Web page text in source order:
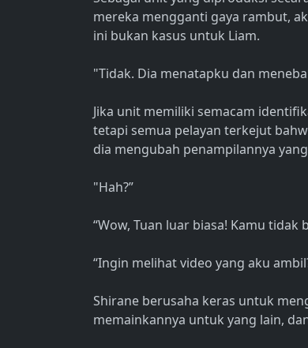
mereka mengganti gaya rambut,
ini bukan kasus untuk Liam.
"Tidak. Dia menatapku dan
Jika unit memiliki semacam
tetapi semua pelayan terkejut
dia mengubah penampilannya
"Hah?”
“Wow, Tuan luar biasa! Kamu tidak
“Ingin melihat video yang aku
Shirane berusaha keras untuk
memainkannya untuk yang lain,